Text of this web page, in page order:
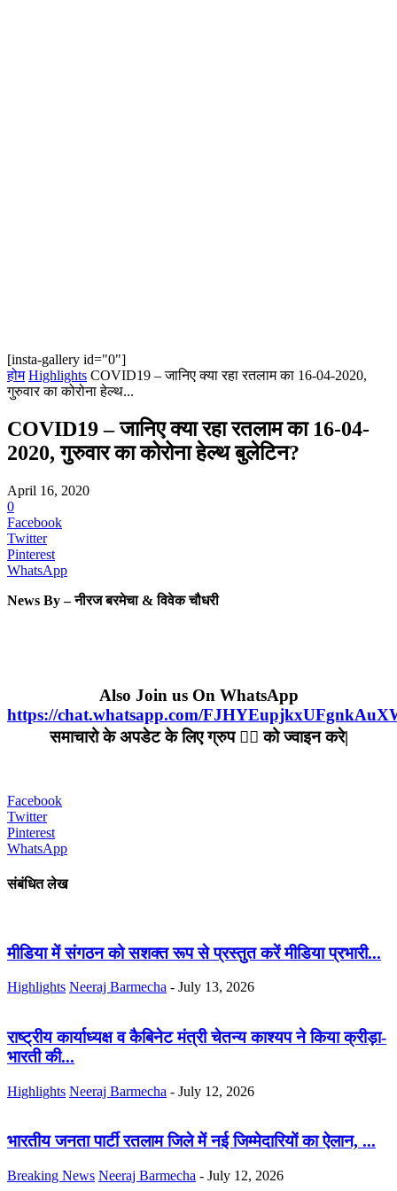
[insta-gallery id="0"]
होम Highlights COVID19 – जानिए क्या रहा रतलाम का 16-04-2020,
गुरुवार का कोरोना हेल्‍थ...
COVID19 – जानिए क्या रहा रतलाम का 16-04-
2020, गुरुवार का कोरोना हेल्‍थ बुलेटिन?
April 16, 2020
0
Facebook
Twitter
Pinterest
WhatsApp
News By – नीरज बरमेचा & विवेक चौधरी
Also Join us On WhatsApp
https://chat.whatsapp.com/
समाचारो के अपडेट के लिए ग्रुप ☝🏻 को ज्वाइन करे|
Facebook
Twitter
Pinterest
WhatsApp
संबंधित लेख
मीडिया में संगठन को सशक्त रूप से प्रस्तुत करें मीडिया प्रभारी...
Highlights Neeraj Barmecha - July 13, 2026
राष्ट्रीय कार्याध्यक्ष व कैबिनेट मंत्री चेतन्य काश्यप ने किया क्रीड़ा-
भारती की...
Highlights Neeraj Barmecha - July 12, 2026
भारतीय जनता पार्टी रतलाम जिले में नई जिम्मेदारियों का ऐलान, ...
Breaking News Neeraj Barmecha - July 12, 2026